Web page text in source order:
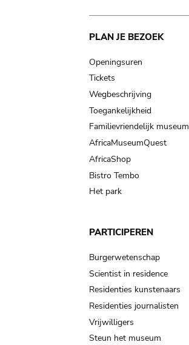
Main
navigation
PLAN JE BEZOEK
Openingsuren
Tickets
Wegbeschrijving
Toegankelijkheid
Familievriendelijk museum
AfricaMuseumQuest
AfricaShop
Bistro Tembo
Het park
PARTICIPEREN
Burgerwetenschap
Scientist in residence
Residenties kunstenaars
Residenties journalisten
Vrijwilligers
Steun het museum